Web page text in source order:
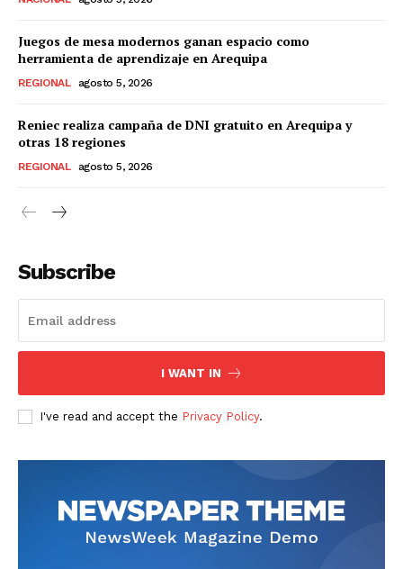
SUSCRIBETE
Nosotros
Juegos de mesa modernos ganan espacio como
herramienta de aprendizaje en Arequipa
REGIONAL agosto 5, 2026
Reniec realiza campaña de DNI gratuito en Arequipa y
otras 18 regiones
REGIONAL agosto 5, 2026
Subscribe
I WANT IN
I've read and accept the Privacy Policy.